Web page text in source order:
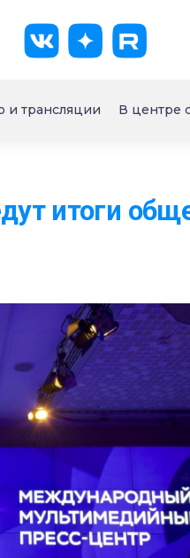
и трансляции В центре
итоги